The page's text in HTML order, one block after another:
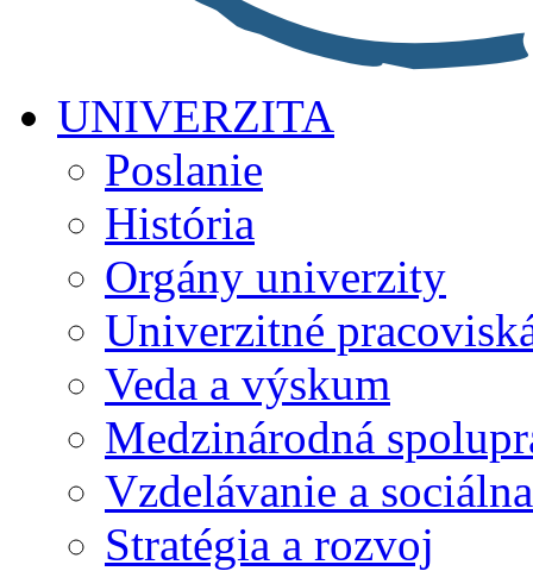
UNIVERZITA
Poslanie
História
Orgány univerzity
Univerzitné
Veda a výskum
Medzinárodná
Vzdelávanie a
Stratégia a rozvoj